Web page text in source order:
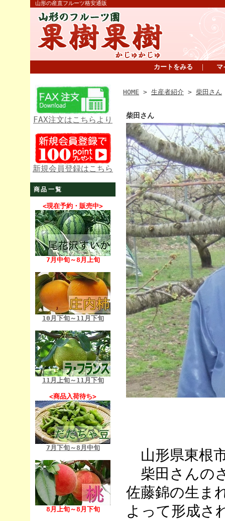
山形の産直フルーツ格安通販
カートをみる ｜ マ
FAX注文はこちらより
新規会員登録はこちら
商品一覧
<現在予約・販売中>
7月中旬～8月上旬
10月下旬～11月下旬
11月上旬～11月下旬
<商品入荷待ち>
7月下旬～8月中旬
8月上旬～8月下旬
HOME > 生産者紹介 > 柴田さん
柴田さん
山形県東根
柴田さんの
佐藤錦の生ま
よって形成さ